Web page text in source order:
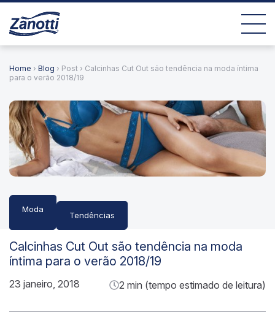
Home › Blog › Post › Calcinhas Cut Out são tendência na moda íntima
para o verão 2018/19
Moda
Tendências
Calcinhas Cut Out são tendência na moda
íntima para o verão 2018/19
23 janeiro, 2018 2 min (tempo estimado de leitura)